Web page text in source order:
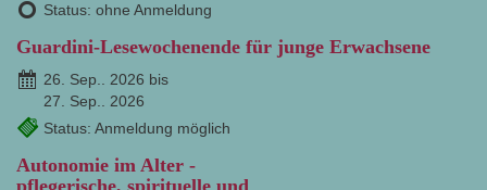
Status: ohne Anmeldung
Guardini-Lesewochenende für junge Erwachsene
26. Sep.. 2026 bis
27. Sep.. 2026
Status: Anmeldung möglich
Autonomie im Alter -
pflegerische, spirituelle und